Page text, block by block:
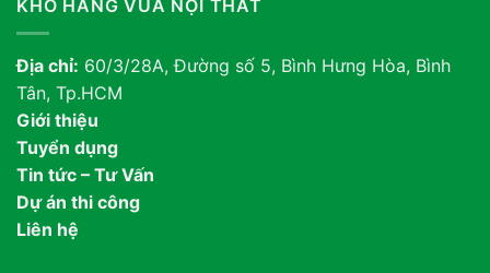
KHO HÀNG VUA NỘI THẤT
Địa chỉ: 60/3/28A, Đường số 5, Bình Hưng Hòa, Bình
Tân, Tp.HCM
Giới thiệu
Tuyển dụng
Tin tức – Tư Vấn
Dự án thi công
Liên hệ